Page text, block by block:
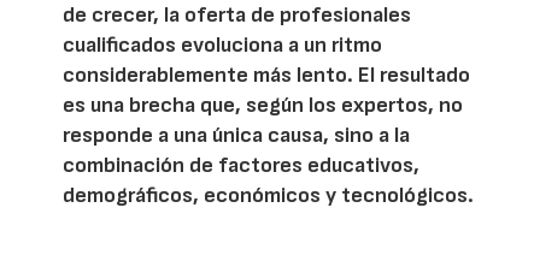
de crecer, la oferta de profesionales
cualificados evoluciona a un ritmo
considerablemente más lento. El resultado
es una brecha que, según los expertos, no
responde a una única causa, sino a la
combinación de factores educativos,
demográficos, económicos y tecnológicos.